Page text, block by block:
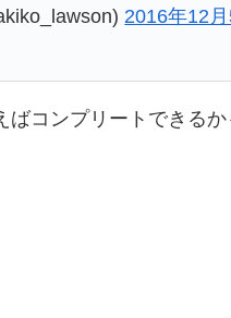
2016年12月
コンプリートできるか